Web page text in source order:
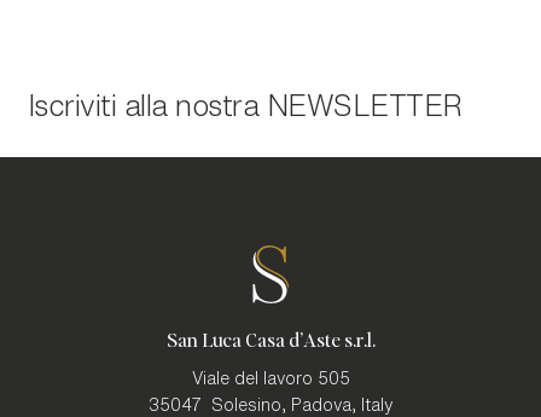
Iscriviti alla nostra NEWSLETTER
San Luca Casa d'Aste s.r.l.
Viale del lavoro 505
35047 Solesino, Padova Italy